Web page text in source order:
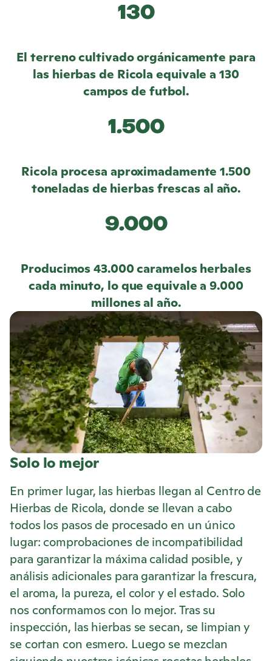
130
El terreno cultivado orgánicamente para
las hierbas de Ricola equivale a 130
campos de futbol.
1.500
Ricola procesa aproximadamente 1.500
toneladas de hierbas frescas al año.
9.000
Producimos 43.000 caramelos herbales
cada minuto, lo que equivale a 9.000
millones al año.
Solo lo mejor
En primer lugar, las hierbas llegan al Centro de
Hierbas de Ricola, donde se llevan a cabo
todos los pasos de procesado en un único
lugar: comprobaciones de incompatibilidad
para garantizar la máxima calidad posible, y
análisis adicionales para garantizar la frescura,
el aroma, la pureza, el color y el estado. Solo
nos conformamos con lo mejor. Tras su
inspección, las hierbas se secan, se limpian y
se cortan con esmero. Luego se mezclan